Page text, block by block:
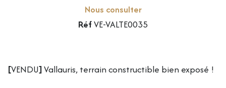
Nous consulter
RéfVE-VALTE0035
[VENDU]Vallauris, terrain constructible bien exposé !